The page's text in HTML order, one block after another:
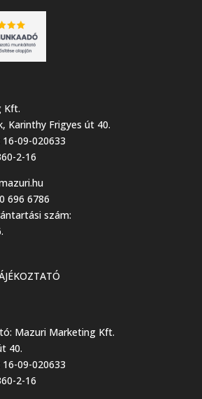
Kft.
Karinthy Frigyes út 40.
09-020633
2-16
696 6786
szám:
Mazuri Marketing Kft.
40.
09-020633
2-16